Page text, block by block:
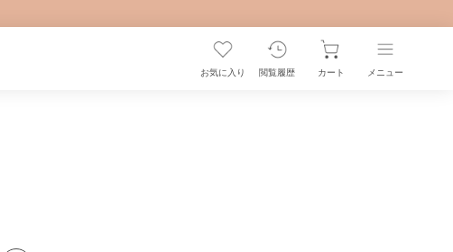
お気に入り 閲覧履歴 カート メニュー